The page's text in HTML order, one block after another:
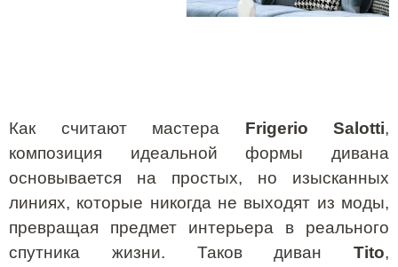
Как считают мастера Frigerio Salotti,
композиция идеальной формы дивана
основывается на простых, но изысканных
линиях, которые никогда не выходят из моды,
превращая предмет интерьера в реального
спутника жизни. Таков диван Tito,